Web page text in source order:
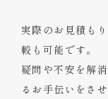
実際のお見積も
較も可能です。
疑問や不安を解
るお手伝いをさ